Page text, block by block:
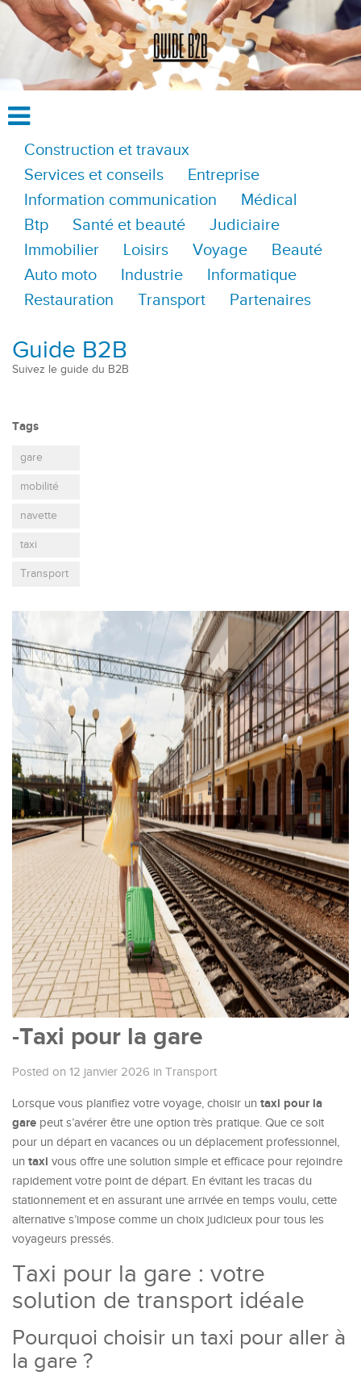
Construction et travaux
Services et conseils
Entreprise
Information communication
Médical
Btp
Santé et beauté
Judiciaire
Immobilier
Loisirs Voyage
Beauté
Auto moto
Industrie
Informatique
Restauration
Transport Partenaires
Guide B2B
Suivez le guide du B2B
Tags
gare
mobilité
navette
taxi
Transport
-Taxi pour la gare
Posted on 12 janvier 2026 in Transport
Lorsque vous planifiez votre voyage, choisir un taxi pour la
gare peut s’avérer être une option très pratique. Que ce soit
pour un départ en vacances ou un déplacement professionnel,
un taxi vous offre une solution simple et efficace pour rejoindre
rapidement votre point de départ. En évitant les tracas du
stationnement et en assurant une arrivée en temps voulu, cette
alternative s’impose comme un choix judicieux pour tous les
voyageurs pressés.
Taxi pour la gare : votre
solution de transport idéale
Pourquoi choisir un taxi pour aller à
la gare ?